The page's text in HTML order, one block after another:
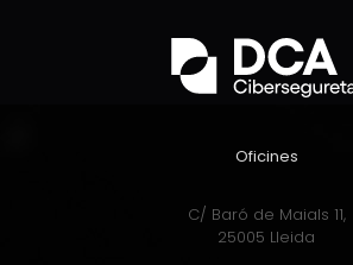
Oficines
C/ Baró de Maials 11,
25005 Lleida